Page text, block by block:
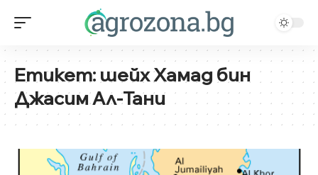
Етикет:шейх Хамад бин
Джасим Ал-Тани